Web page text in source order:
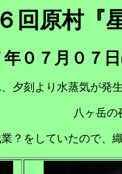
回原村『
年０７月０７
夕刻より水蒸気が発
八ヶ岳の
業？をしていたので、